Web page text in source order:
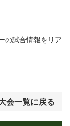
の試合情報をリア
会一覧に戻る